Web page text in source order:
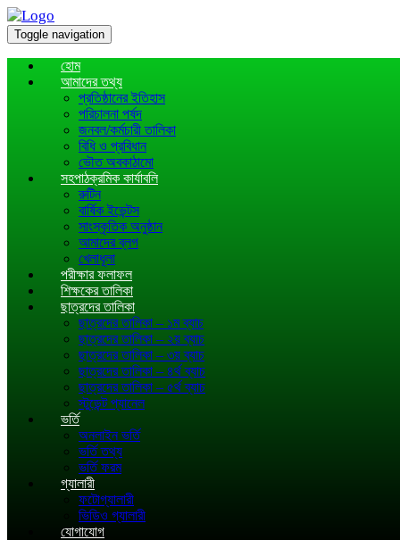
Toggle navigation
হোম
আমাদের তথ্য
প্রতিষ্ঠানের ইতিহাস
পরিচালনা পর্ষদ
জনবল/কর্মচারী তালিকা
বিধি ও প্রবিধান
ভৌত অবকাঠামো
সহপাঠক্রমিক কার্যাবলি
রুটিন
বার্ষিক ইভেন্টস
সাংস্কৃতিক অনুষ্ঠান
আমাদের ব্লগ
খেলাধূলা
পরীক্ষার ফলাফল
শিক্ষকের তালিকা
ছাত্রদের তালিকা
ছাত্রদের তালিকা – ১ম ব্যাচ
ছাত্রদের তালিকা – ২য় ব্যাচ
ছাত্রদের তালিকা – ৩য় ব্যাচ
ছাত্রদের তালিকা – ৪র্থ ব্যাচ
ছাত্রদের তালিকা – ৫র্থ ব্যাচ
স্টুডেন্ট প্যানেল
ভর্তি
অনলাইন ভর্তি
ভর্তি তথ্য
ভর্তি ফরম
গ্যালারী
ফটোগ্যালারী
ভিডিও গ্যালারী
যোগাযোগ